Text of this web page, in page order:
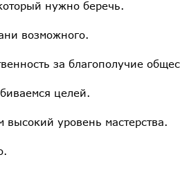
нужно беречь.
возможного.
за благополучие
целей.
уровень мастерства.